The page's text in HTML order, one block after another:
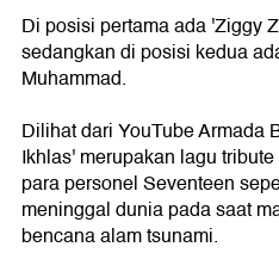
Di posisi pertama ada 'Ziggy
sedangkan di posisi kedua
Muhammad.
Dilihat dari YouTube Armada
Ikhlas' merupakan lagu
para personel Seventeen
meninggal dunia pada saat
bencana alam tsunami.